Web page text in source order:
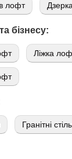
лофт
бізнесу:
Ліжка
Гранітні